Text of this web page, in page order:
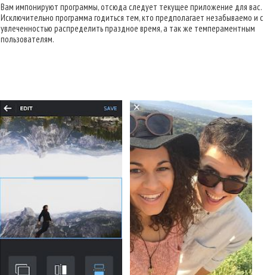
Вам импонируют программы, отсюда следует текущее приложение для вас.
Исключительно программа годиться тем, кто предполагает незабываемо и с
увлеченностью распределить праздное время, а так же темпераментным
пользователям.